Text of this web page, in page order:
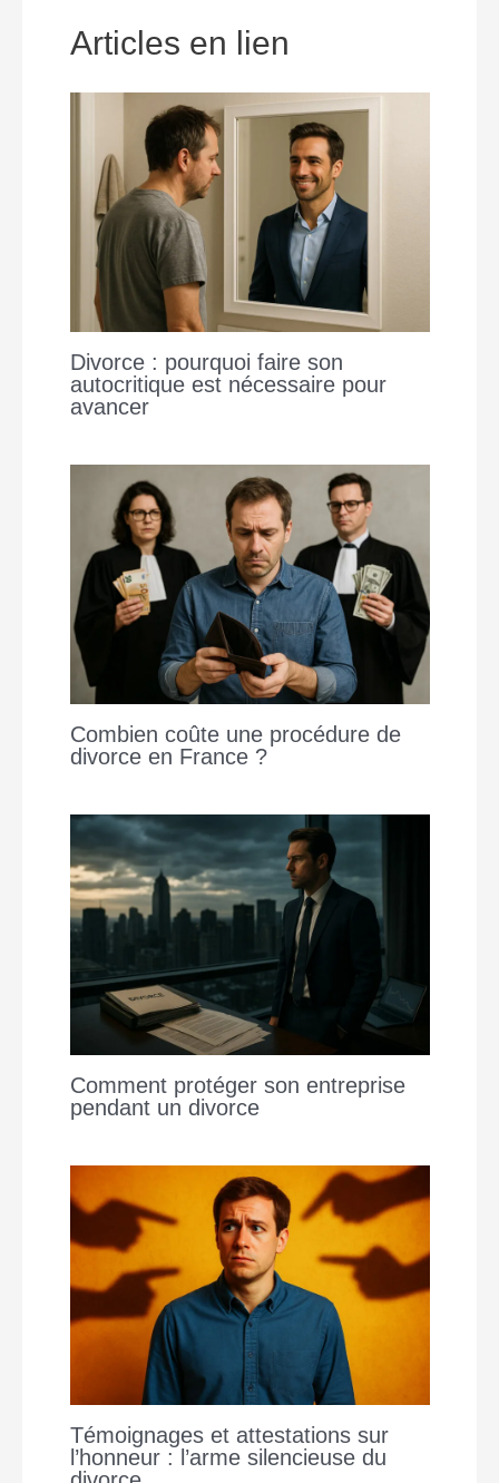
o
p
g
r
n
Articles en lien
Divorce : pourquoi faire son
autocritique est nécessaire pour
avancer
Combien coûte une procédure de
divorce en France ?
Comment protéger son entreprise
pendant un divorce
Témoignages et attestations sur
l’honneur : l’arme silencieuse du